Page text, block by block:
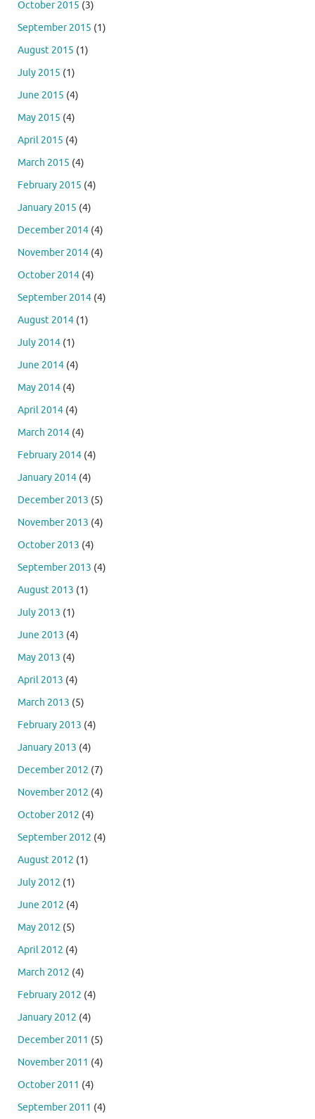
October 2015 (3)
September 2015 (1)
August 2015 (1)
July 2015 (1)
June 2015 (4)
May 2015 (4)
April 2015 (4)
March 2015 (4)
February 2015 (4)
January 2015 (4)
December 2014 (4)
November 2014 (4)
October 2014 (4)
September 2014 (4)
August 2014 (1)
July 2014 (1)
June 2014 (4)
May 2014 (4)
April 2014 (4)
March 2014 (4)
February 2014 (4)
January 2014 (4)
December 2013 (5)
November 2013 (4)
October 2013 (4)
September 2013 (4)
August 2013 (1)
July 2013 (1)
June 2013 (4)
May 2013 (4)
April 2013 (4)
March 2013 (5)
February 2013 (4)
January 2013 (4)
December 2012 (7)
November 2012 (4)
October 2012 (4)
September 2012 (4)
August 2012 (1)
July 2012 (1)
June 2012 (4)
May 2012 (5)
April 2012 (4)
March 2012 (4)
February 2012 (4)
January 2012 (4)
December 2011 (5)
November 2011 (4)
October 2011 (4)
September 2011 (4)